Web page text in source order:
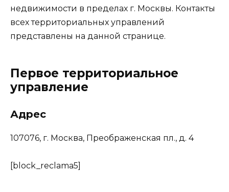
недвижимости в пределах г. Москвы. Контакты
всех территориальных управлений
представлены на данной странице.
Первое территориальное
управление
Адрес
107076, г. Москва, Преображенская пл., д. 4
[block_reclama5]